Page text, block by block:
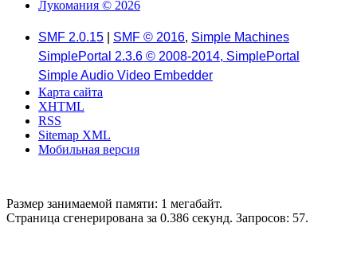
Лукомания © 2026
SMF 2.0.15 SMF © 2016, Simple Machines
SimplePortal 2.3.6 © 2008-2014, SimplePortal
Simple Audio Video Embedder
Карта сайта
XHTML
RSS
Sitemap XML
Мобильная версия
Размер занимаемой памяти: 1 мегабайт.
Страница сгенерирована за 0.386 секунд. Запросов: 57.